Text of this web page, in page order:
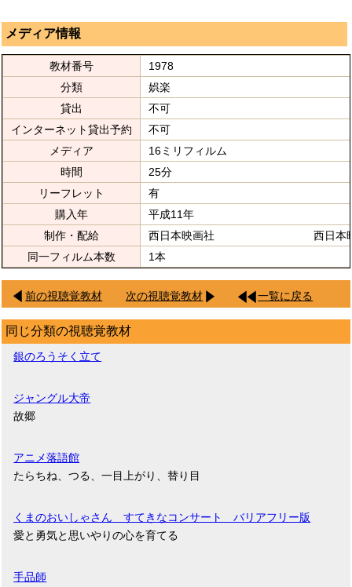
メディア情報
教材番号
1978
分類
娯楽
貸出
不可
インターネット貸出予約
不可
メディア
16ミリフィルム
時間
25分
リーフレット
有
購入年
平成11年
制作・配給
西日本映画社 西日本映
同一フィルム本数
1本
前の視聴覚教材 次の視聴覚教材 一覧に戻る
同じ分類の視聴覚教材
銀のろうそく立て
ジャングル大帝
故郷
アニメ落語館
たらちね、つる、一目上がり、替り目
くまのおいしゃさん すてきなコンサート バリアフリー版
愛と勇気と思いやりの心を育てる
手品師